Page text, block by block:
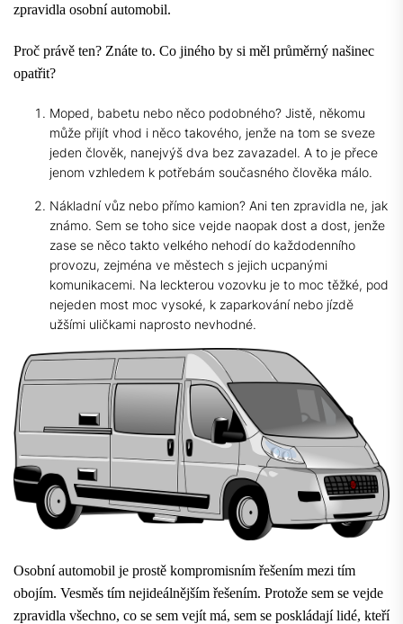
zpravidla osobní automobil.
Proč právě ten? Znáte to. Co jiného by si měl průměrný našinec
opatřit?
Moped, babetu nebo něco podobného? Jistě, někomu
může přijít vhod i něco takového, jenže na tom se sveze
jeden člověk, nanejvýš dva bez zavazadel. A to je přece
jenom vzhledem k potřebám současného člověka málo.
Nákladní vůz nebo přímo kamion? Ani ten zpravidla ne, jak
známo. Sem se toho sice vejde naopak dost a dost, jenže
zase se něco takto velkého nehodí do každodenního
provozu, zejména ve městech s jejich ucpanými
komunikacemi. Na leckterou vozovku je to moc těžké, pod
nejeden most moc vysoké, k zaparkování nebo jízdě
užšími uličkami naprosto nevhodné.
Osobní automobil je prostě kompromisním řešením mezi tím
obojím. Vesměs tím nejideálnějším řešením. Protože sem se vejde
zpravidla všechno, co se sem vejít má, sem se poskládají lidé, kteří